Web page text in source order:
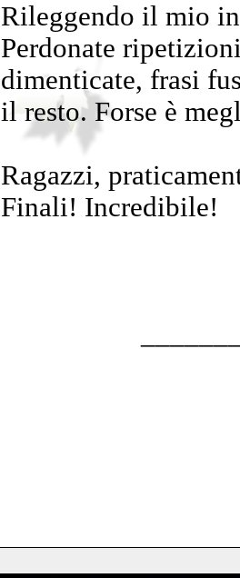
Rileggendo il mio
Perdonate
dimenticate, frasi
il resto. Forse è
Ragazzi,
Finali! Incredibile!